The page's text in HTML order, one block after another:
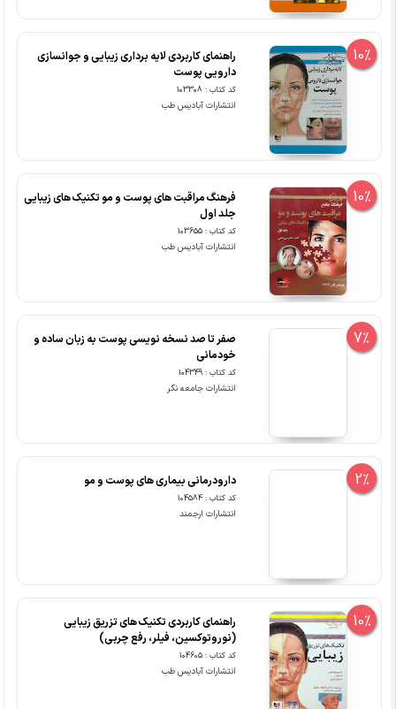
10%
راهنمای کاربردی لایه برداری زیبایی و جوانسازی
دارویی پوست
کد کتاب : 103308
انتشارات آبادیس طب
10%
فرهنگ مراقبت های پوست و مو تکنیک های زیبایی
جلد اول
کد کتاب : 103655
انتشارات آبادیس طب
7%
صفر تا صد نسخه نویسی پوست به زبان ساده و
خودمانی
کد کتاب : 104349
انتشارات جامعه نگر
2% دارودرمانی بیماری های پوست و مو
کد کتاب : 104584
انتشارات ارجمند
10%
راهنمای کاربردی تکنیک های تزریق زیبایی
(نوروتوکسین، فیلر، رفع چربی)
کد کتاب : 104605
انتشارات آبادیس طب